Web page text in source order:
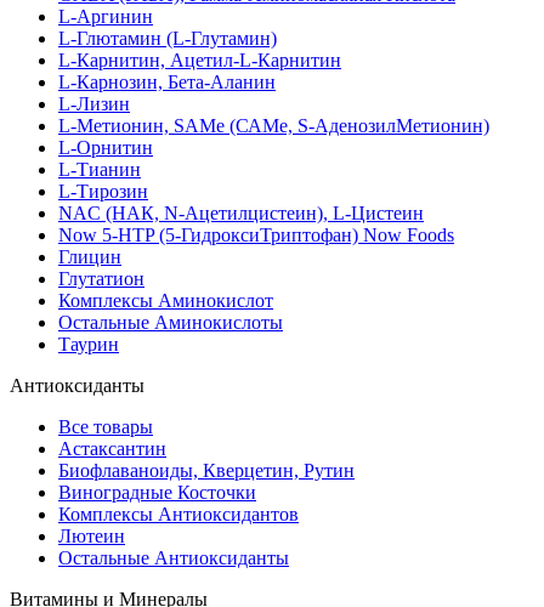
L-Аргинин
L-Глютамин (L-Глутамин)
L-Карнитин, Ацетил-L-Карнитин
L-Карнозин, Бета-Аланин
L-Лизин
L-Метионин, SAMe (САМе, S-АденозилМетионин)
L-Орнитин
L-Тианин
L-Тирозин
NAC (НАК, N-Ацетилцистеин), L-Цистеин
Now 5-HTP (5-ГидроксиТриптофан) Now Foods
Глицин
Глутатион
Комплексы Аминокислот
Остальные Аминокислоты
Таурин
Антиоксиданты
Все товары
Астаксантин
Биофлаваноиды, Кверцетин, Рутин
Виноградные Косточки
Комплексы Антиоксидантов
Лютеин
Остальные Антиоксиданты
Витамины и Минералы